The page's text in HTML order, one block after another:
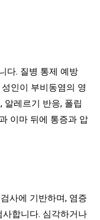
다. 질병 통제 예방
인이 부비동염의 영
알레르기 반응, 폴립
이마 뒤에 통증과 압
사에 기반하며, 염증
합니다. 심각하거나